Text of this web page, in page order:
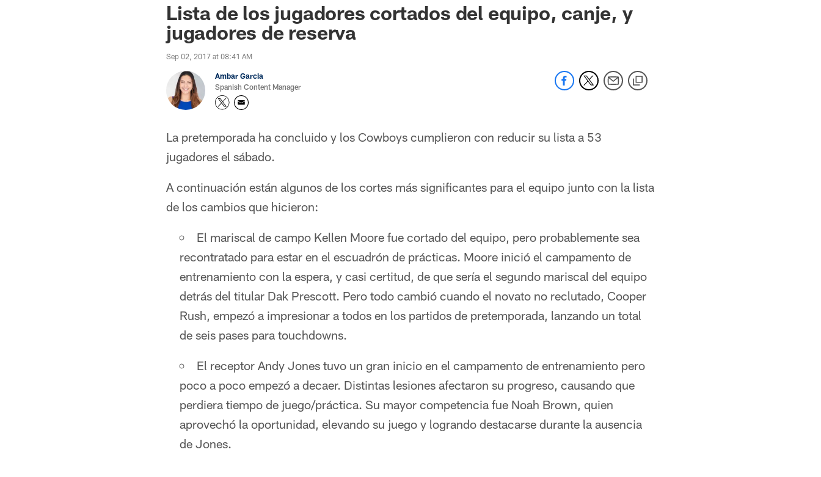
Lista de los jugadores cortados del equipo, canje, y
jugadores de reserva
Sep 02, 2017 at 08:41 AM
Ambar Garcia
Spanish Content Manager
La pretemporada ha concluido y los Cowboys cumplieron con reducir su lista a 53
jugadores el sábado.
A continuación están algunos de los cortes más significantes para el equipo junto con la lista
de los cambios que hicieron:
El mariscal de campo Kellen Moore fue cortado del equipo, pero probablemente sea
recontratado para estar en el escuadrón de prácticas. Moore inició el campamento de
entrenamiento con la espera, y casi certitud, de que sería el segundo mariscal del equipo
detrás del titular Dak Prescott. Pero todo cambió cuando el novato no reclutado, Cooper
Rush, empezó a impresionar a todos en los partidos de pretemporada, lanzando un total
de seis pases para touchdowns.
El receptor Andy Jones tuvo un gran inicio en el campamento de entrenamiento pero
poco a poco empezó a decaer. Distintas lesiones afectaron su progreso, causando que
perdiera tiempo de juego/práctica. Su mayor competencia fue Noah Brown, quien
aprovechó la oportunidad, elevando su juego y logrando destacarse durante la ausencia
de Jones.